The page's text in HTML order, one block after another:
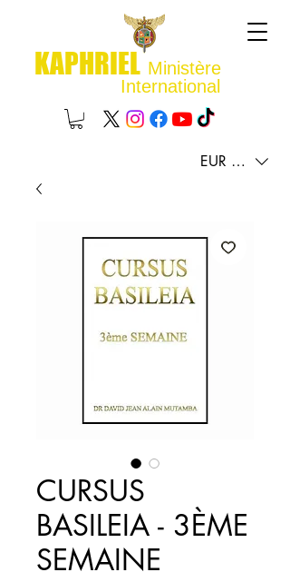
KAPHRIEL Ministère
International
EUR (€)
CURSUS
BASILEIA - 3ÈME
SEMAINE